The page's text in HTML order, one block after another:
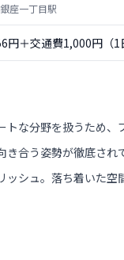
座一丁目駅
円＋交通費1,000円（1
な分野を扱うため、
合う姿勢が徹底され
ッシュ。落ち着いた